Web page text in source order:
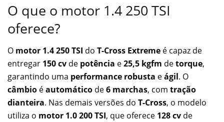
O que o motor 1.4 250 TSI
oferece?
O motor 1.4 250 TSI do T-Cross Extreme é capaz de
entregar 150 cv de potência e25,5 kgfm detorque,
garantindo uma performance robusta eágil. O
câmbio éautomático de6 marchas, com tração
dianteira. Nas demais versões do T-Cross, o modelo
utiliza o motor 1.0 200 TSI, que oferece 128 cv de